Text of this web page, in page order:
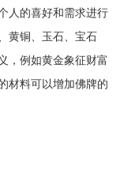
人的喜好和需求进行
黄铜、玉石、宝石
，例如黄金象征财富
材料可以增加佛牌的